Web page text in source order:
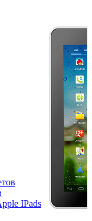
IPads